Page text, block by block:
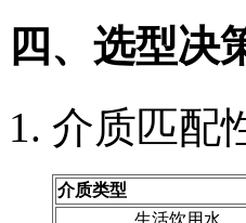
四、选型决
介质匹配
介质类型
生活饮用水